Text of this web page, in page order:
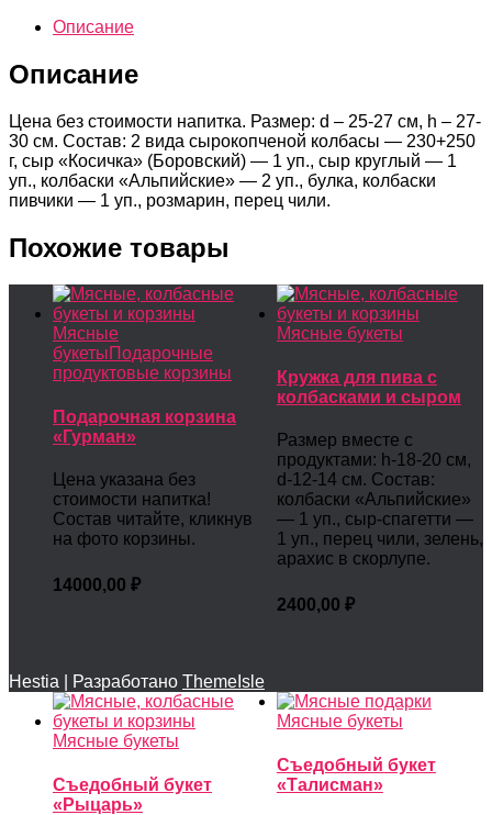
Описание
Описание
Цена без стоимости напитка. Размер: d – 25-27 см, h – 27-
30 см. Состав: 2 вида сырокопченой колбасы — 230+250
г, сыр «Косичка» (Боровский) — 1 уп., сыр круглый — 1
уп., колбаски «Альпийские» — 2 уп., булка, колбаски
пивчики — 1 уп., розмарин, перец чили.
Похожие товары
Мясные
букетыПодарочные
продуктовые корзины
Подарочная корзина
«Гурман»
Цена указана без
стоимости напитка!
Состав читайте, кликнув
на фото корзины.
14000,00 ₽
Мясные букеты
Кружка для пива с
колбасками и сыром
Размер вместе с
продуктами: h-18-20 см,
d-12-14 см. Состав:
колбаски «Альпийские»
— 1 уп., сыр-спагетти —
1 уп., перец чили, зелень,
арахис в скорлупе.
2400,00 ₽
Мясные букеты
Съедобный букет
«Рыцарь»
Мясные букеты
Съедобный букет
«Талисман»
Hestia | Разработано ThemeIsle